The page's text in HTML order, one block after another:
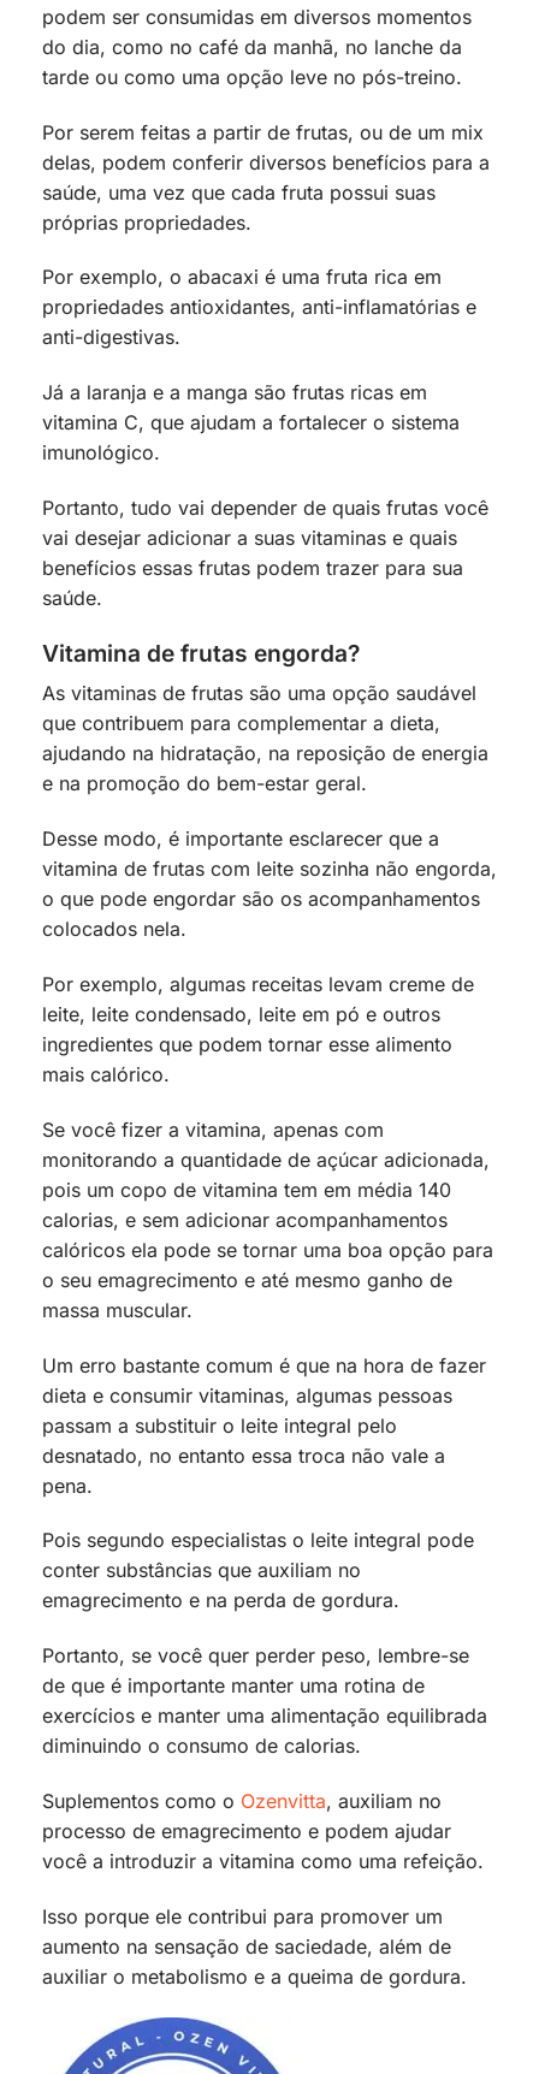
podem ser consumidas em diversos momentos
do dia, como no café da manhã, no lanche da
tarde ou como uma opção leve no pós-treino.
Por serem feitas a partir de frutas, ou de um mix
delas, podem conferir diversos benefícios para a
saúde, uma vez que cada fruta possui suas
próprias propriedades.
Por exemplo, o abacaxi é uma fruta rica em
propriedades antioxidantes, anti-inflamatórias e
anti-digestivas.
Já a laranja e a manga são frutas ricas em
vitamina C, que ajudam a fortalecer o sistema
imunológico.
Portanto, tudo vai depender de quais frutas você
vai desejar adicionar a suas vitaminas e quais
benefícios essas frutas podem trazer para sua
saúde.
Vitamina de frutas engorda?
As vitaminas de frutas são uma opção saudável
que contribuem para complementar a dieta,
ajudando na hidratação, na reposição de energia
e na promoção do bem-estar geral.
Desse modo, é importante esclarecer que a
vitamina de frutas com leite sozinha não engorda,
o que pode engordar são os acompanhamentos
colocados nela.
Por exemplo, algumas receitas levam creme de
leite, leite condensado, leite em pó e outros
ingredientes que podem tornar esse alimento
mais calórico.
Se você fizer a vitamina, apenas com
monitorando a quantidade de açúcar adicionada,
pois um copo de vitamina tem em média 140
calorias, e sem adicionar acompanhamentos
calóricos ela pode se tornar uma boa opção para
o seu emagrecimento e até mesmo ganho de
massa muscular.
Um erro bastante comum é que na hora de fazer
dieta e consumir vitaminas, algumas pessoas
passam a substituir o leite integral pelo
desnatado, no entanto essa troca não vale a
pena.
Pois segundo especialistas o leite integral pode
conter substâncias que auxiliam no
emagrecimento e na perda de gordura.
Portanto, se você quer perder peso, lembre-se
de que é importante manter uma rotina de
exercícios e manter uma alimentação equilibrada
diminuindo o consumo de calorias.
Suplementos como o Ozenvitta, auxiliam no
processo de emagrecimento e podem ajudar
você a introduzir a vitamina como uma refeição.
Isso porque ele contribui para promover um
aumento na sensação de saciedade, além de
auxiliar o metabolismo e a queima de gordura.